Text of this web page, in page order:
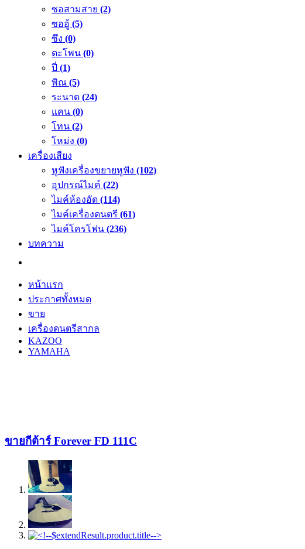
ซอสามสาย (2)
ซออู้ (5)
ซึง (0)
ตะโพน (0)
ปี่ (1)
พิณ (5)
ระนาด (24)
แคน (0)
โทน (2)
โหม่ง (0)
เครื่องเสียง
หูฟังเครื่องขยายหูฟัง (102)
อุปกรณ์ไมค์ (22)
ไมค์ห้องอัด (114)
ไมค์เครื่องดนตรี (61)
ไมค์โครโฟน (236)
บทความ
หน้าแรก
ประกาศทั้งหมด
ขาย
เครื่องดนตรีสากล
KAZOO
YAMAHA
ขายกีต้าร์ Forever FD 111C